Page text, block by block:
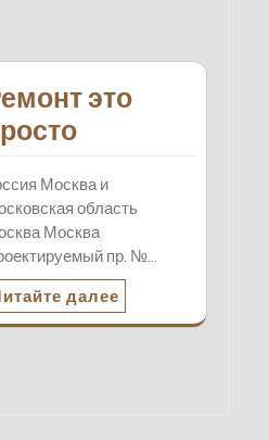
это
Москва и
область
Москва
пр. №…
далее